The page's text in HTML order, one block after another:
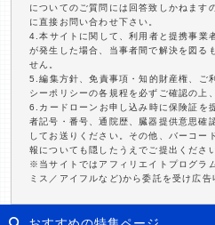
についてのご質問には回答致しかねます
に直接お問い合わせ下さい。
4.本サイトに関して、利用者と提携事業
が発生した場合、当事者間で解決を図る
せん。
5.編集方針、免責事項・知的財産権、ご
シーポリシーの各規程を必ずご確認の上
6.カードローンお申し込み時に保険証を
者記号・番号、通院歴、臓器提供意思確
してお送りください。その他、バーコー
報についても隠したうえでご提出くださ
※当サイトではアフィリエイトプログラ
ミス／アイフルなど)から委託を受け広告